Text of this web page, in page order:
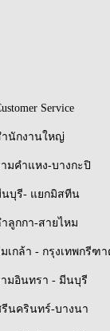
Service
ำนักงานใหญ่
มคำแหง-บางกะปิ
นบุรี- แยกมิสทีน
ลูกกา-สายไหม
เกล้า - กรุงเทพกรีฑ
ามอินทรา - มีนบุรี
รีนครินทร์-บางนา